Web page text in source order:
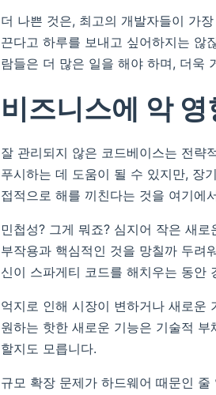
더 나쁜 것은, 최고의 개발자들이 가
끈다고 하루를 보내고 싶어하지는 않
람들은 더 많은 일을 해야 하며, 더욱
비즈니스에 악 영
잘 관리되지 않은 코드베이스는 전략
푸시하는 데 도움이 될 수 있지만, 장
접적으로 해를 끼친다는 것을 여기에
민첩성? 그게 뭐죠? 심지어 작은 새
부작용과 핵심적인 것을 망칠까 두려
신이 스파게티 코드를 해치우는 동안
억지로 인해 시장이 변하거나 새로운
원하는 핫한 새로운 기능은 기술적
할지도 모릅니다.
규모 확장 문제가 하드웨어 때문인